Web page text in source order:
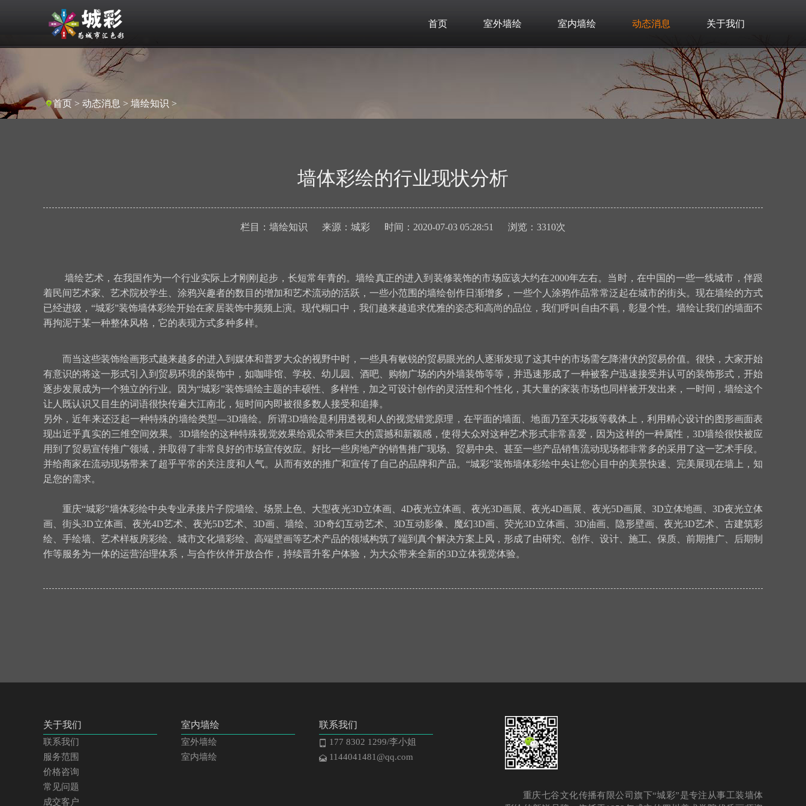
首页 室外墙绘 室内墙绘 动态消息 关于我们
首页 > 动态消息 > 墙绘知识 >
墙体彩绘的行业现状分析
栏目： 墙绘知识 来源： 城彩 时间： 2020-07-03 05:28:51 浏览： 3310次
墙绘艺术，在我国作为一个行业实际上才刚刚起步，长短常年青的。墙绘真正的进入到装修装饰的市场应该大约在2000年左右。当时，在中国的一些一线城市，伴跟
着民间艺术家、艺术院校学生、涂鸦兴趣者的数目的增加和艺术流动的活跃，一些小范围的墙绘创作日渐增多，一些个人涂鸦作品常常泛起在城市的街头。现在墙绘的方式
已经进级，“城彩”装饰墙体彩绘开始在家居装饰中频频上演。现代糊口中，我们越来越追求优雅的姿态和高尚的品位，我们呼叫自由不羁，彰显个性。墙绘让我们的墙面不
再拘泥于某一种整体风格，它的表现方式多种多样。
而当这些装饰绘画形式越来越多的进入到媒体和普罗大众的视野中时，一些具有敏锐的贸易眼光的人逐渐发现了这其中的市场需乞降潜伏的贸易价值。很快，大家开始
有意识的将这一形式引入到贸易环境的装饰中，如咖啡馆、学校、幼儿园、酒吧、购物广场的内外墙装饰等等，并迅速形成了一种被客户迅速接受并认可的装饰形式，开始
逐步发展成为一个独立的行业。因为“城彩”装饰墙绘主题的丰硕性、多样性，加之可设计创作的灵活性和个性化，其大量的家装市场也同样被开发出来，一时间，墙绘这个
让人既认识又目生的词语很快传遍大江南北，短时间内即被很多数人接受和追捧。
另外，近年来还泛起一种特殊的墙绘类型—3D墙绘。所谓3D墙绘是利用透视和人的视觉错觉原理，在平面的墙面、地面乃至天花板等载体上，利用精心设计的图形画面表
现出近乎真实的三维空间效果。3D墙绘的这种特殊视觉效果给观众带来巨大的震撼和新颖感，使得大众对这种艺术形式非常喜爱，因为这样的一种属性，3D墙绘很快被应
用到了贸易宣传推广领域，并取得了非常良好的市场宣传效应。好比一些房地产的销售推广现场、贸易中央、甚至一些产品销售流动现场都非常多的采用了这一艺术手段。
并给商家在流动现场带来了超乎平常的关注度和人气。从而有效的推广和宣传了自己的品牌和产品。“城彩”装饰墙体彩绘中央让您心目中的美景快速、完美展现在墙上，知
足您的需求。
重庆“城彩”墙体彩绘中央专业承接片子院墙绘、场景上色、大型夜光3D立体画、4D夜光立体画、夜光3D画展、夜光4D画展、夜光5D画展、3D立体地画、3D夜光立体
画、街头3D立体画、夜光4D艺术、夜光5D艺术、3D画、墙绘、3D奇幻互动艺术、3D互动影像、魔幻3D画、荧光3D立体画、3D油画、隐形壁画、夜光3D艺术、古建筑彩
绘、手绘墙、艺术样板房彩绘、城市文化墙彩绘、高端壁画等艺术产品的领域构筑了端到真个解决方案上风，形成了由研究、创作、设计、施工、保质、前期推广、后期制
作等服务为一体的运营治理体系，与合作伙伴开放合作，持续晋升客户体验，为大众带来全新的3D立体视觉体验。
关于我们
联系我们
服务范围
价格咨询
常见问题
成交客户
室内墙绘
室外墙绘
室内墙绘
联系我们
177 8302 1299/李小姐
1144041481@qq.com
重庆七谷文化传播有限公司旗下“城彩”是专注从事工装墙体